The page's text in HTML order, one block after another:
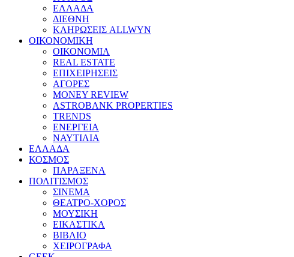
ΕΛΛΑΔΑ
ΔΙΕΘΝΗ
ΚΛΗΡΩΣΕΙΣ ALLWYN
ΟΙΚΟΝΟΜΙΚΗ
ΟΙΚΟΝΟΜΙΑ
REAL ESTATE
ΕΠΙΧΕΙΡΗΣΕΙΣ
ΑΓΟΡΕΣ
MONEY REVIEW
ASTROBANK PROPERTIES
TRENDS
ΕΝΕΡΓΕΙΑ
ΝΑΥΤΙΛΙΑ
ΕΛΛΑΔΑ
ΚΟΣΜΟΣ
ΠΑΡΑΞΕΝΑ
ΠΟΛΙΤΙΣΜΟΣ
ΣΙΝΕΜΑ
ΘΕΑΤΡΟ-ΧΟΡΟΣ
ΜΟΥΣΙΚΗ
ΕΙΚΑΣΤΙΚΑ
ΒΙΒΛΙΟ
ΧΕΙΡΟΓΡΑΦΑ